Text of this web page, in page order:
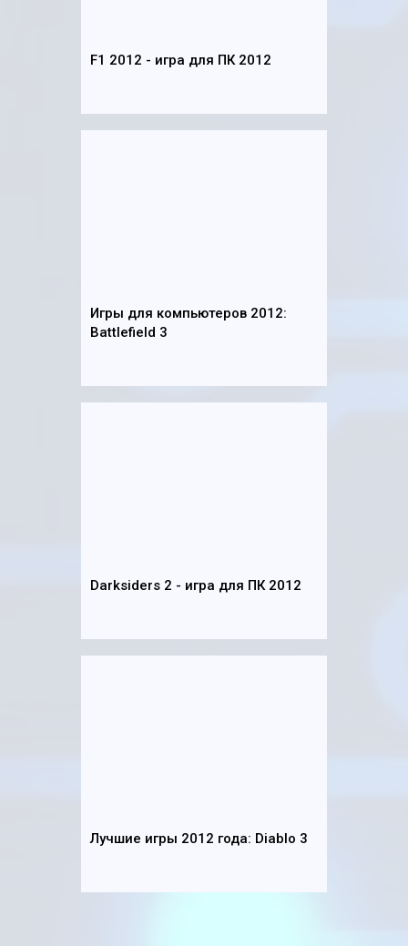
F1 2012 - игра для ПК 2012
Игры для компьютеров 2012:
Battlefield 3
Darksiders 2 - игра для ПК 2012
Лучшие игры 2012 года: Diablo 3